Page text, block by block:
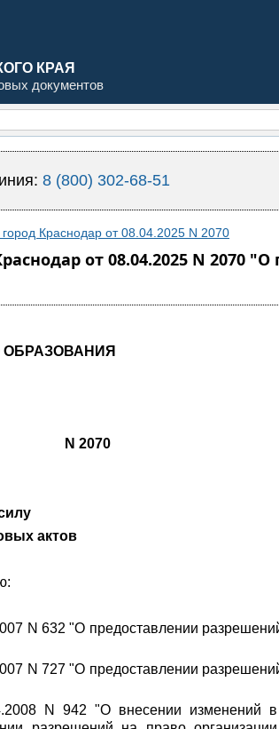
КРАЯ
документов
8 (800) 302-68-51
Краснодар от 08.04.2025 N 2070
от 08.04.2025 N 2070
2070
актов
N 632 "О предоставлении
N 727 "О предоставлении
N 942 "О внесении изменений